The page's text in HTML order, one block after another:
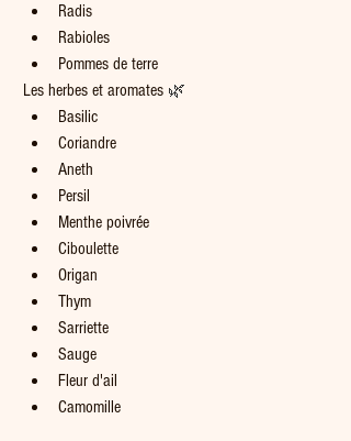
Radis
Rabioles
Pommes de terre
Les herbes et aromates 🌿
Basilic
Coriandre
Aneth
Persil
Menthe poivrée
Ciboulette
Origan
Thym
Sarriette
Sauge
Fleur d'ail
Camomille